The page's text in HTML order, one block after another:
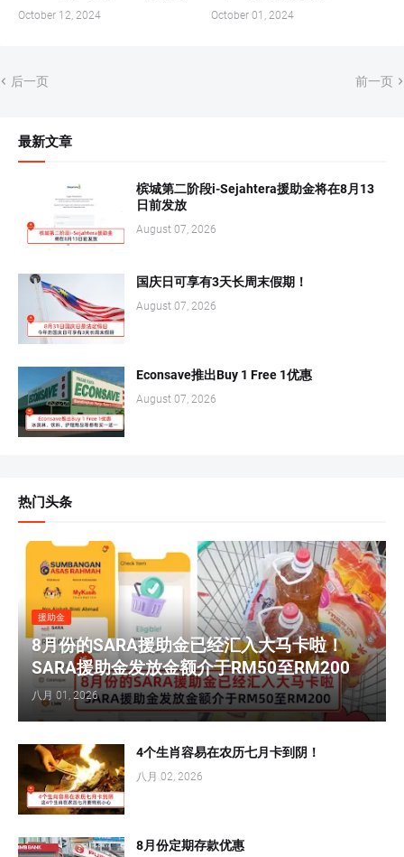
October 12, 2024 October 01, 2024
后一页 前一页
最新文章
槟城第二阶段i-Sejahtera援助金将在8月13
日前发放
August 07, 2026
国庆日可享有3天长周末假期！
August 07, 2026
Econsave推出Buy 1 Free 1优惠
August 07, 2026
热门头条
援助金
8月份的SARA援助金已经汇入大马卡啦！
SARA援助金发放金额介于RM50至RM200
八月 01, 2026
4个生肖容易在农历七月卡到阴！
八月 02, 2026
8月份定期存款优惠